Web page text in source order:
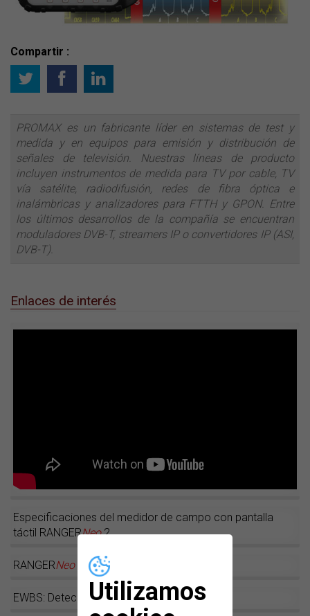
Utilizamos
Compartir :
PROMAX es un fabricante líder en sistemas de test y
medida y en equipos para emisión y distribución de
señales de televisión. Nuestras líneas de producto
incluyen instrumentos de medida para TV por cable, TV
vía satélite, radiodifusión, redes de fibra óptica e
inalámbricas y analizadores para FTTH y GPON. Entre
los últimos desarrollos de la compañía se encuentran
moduladores DVB-T, streamers IP o convertidores IP (ASI,
DVB-T).
Enlaces de interés
Especificaciones del medidor de campo con pantalla
táctil RANGERNeo2
RANGERNeo2 : ¡Ver... o tocar para creer!
EWBS: Detección de alarmas por terremoto